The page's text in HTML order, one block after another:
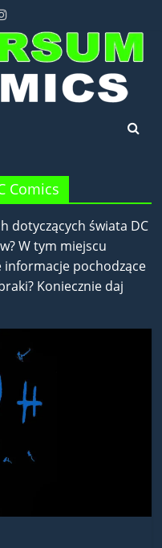
Comics
dotyczących świata DC
W tym miejscu
informacje pochodzące
Koniecznie daj